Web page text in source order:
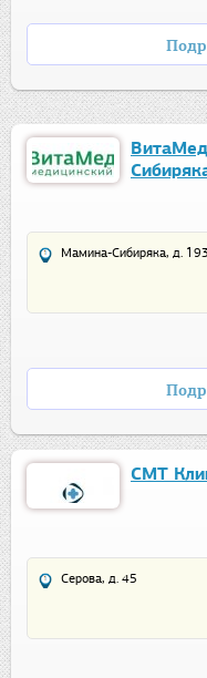
Мамина-Сибиряка, д. 193
СМТ
Серова, д. 45